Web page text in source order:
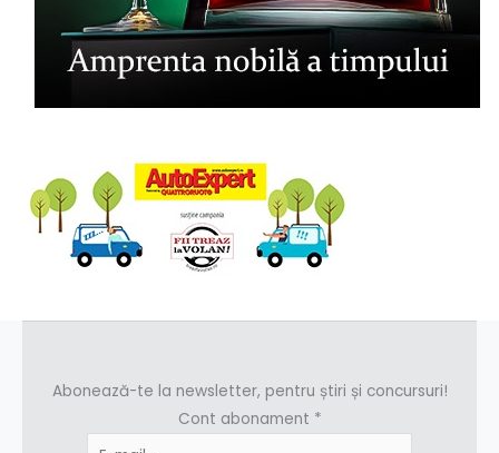
Abonează-te la newsletter, pentru știri și concursuri!
Cont abonament *